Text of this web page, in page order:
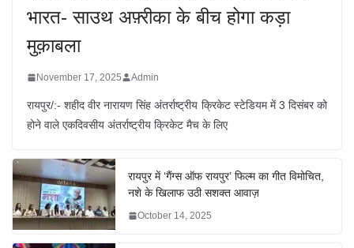
भारत- साउथ अफ़्रीका के बीच होगा कड़ा
मुक़ाबला
November 17, 2025 Admin
रायपुर/:- शहीद वीर नारायण सिंह अंतर्राष्ट्रीय क्रिकेट स्टेडियम में 3 दिसंबर को
होने वाले एकदिवसीय अंतर्राष्ट्रीय क्रिकेट मैच के लिए
रायपुर में ‘गैंग्स ऑफ रायपुर’ फिल्म का गीत विमोचित,
नशे के खिलाफ उठी सशक्त आवाज़
October 14, 2025